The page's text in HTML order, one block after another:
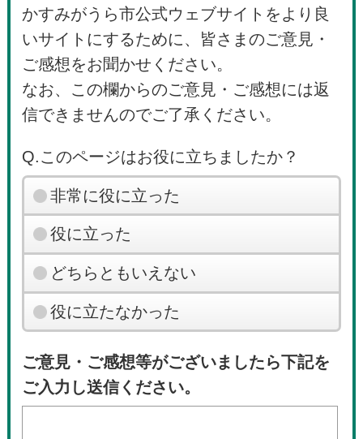
かすみがうら市公式ウェブサイトをより良
いサイトにするために、皆さまのご意見・
ご感想をお聞かせください。
なお、この欄からのご意見・ご感想には返
信できませんのでご了承ください。
Q.このページはお役に立ちましたか？
非常に役に立った
役に立った
どちらともいえない
役に立たなかった
ご意見・ご感想等がございましたら下記を
ご入力し送信ください。